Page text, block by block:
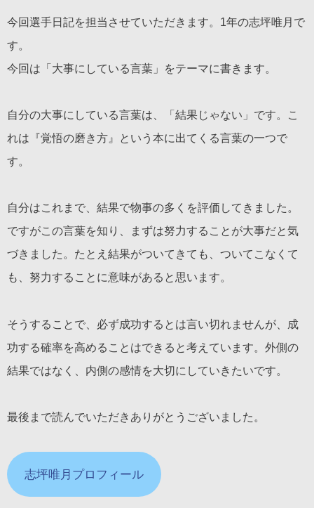
今回選手日記を担当させていただきます。1年の志坪唯月で
す。
今回は「大事にしている言葉」をテーマに書きます。
自分の大事にしている言葉は、「結果じゃない」です。こ
れは『覚悟の磨き方』という本に出てくる言葉の一つで
す。
自分はこれまで、結果で物事の多くを評価してきました。
ですがこの言葉を知り、まずは努力することが大事だと気
づきました。たとえ結果がついてきても、ついてこなくて
も、努力することに意味があると思います。
そうすることで、必ず成功するとは言い切れませんが、成
功する確率を高めることはできると考えています。外側の
結果ではなく、内側の感情を大切にしていきたいです。
最後まで読んでいただきありがとうございました。
志坪唯月プロフィール